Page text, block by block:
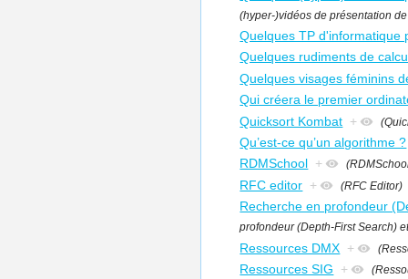
(hyper-)vidéos de présentation
Quelques TP d'informatique
Quelques rudiments de
Quelques visages féminins
Qui créera le premier
Quicksort Kombat +
Qu’est-ce qu’un algorithme ?
RDMSchool +
RFC editor + (RFC Editor)
Recherche en profondeur
profondeur (Depth-First Search)
Ressources DMX +
Ressources SIG +